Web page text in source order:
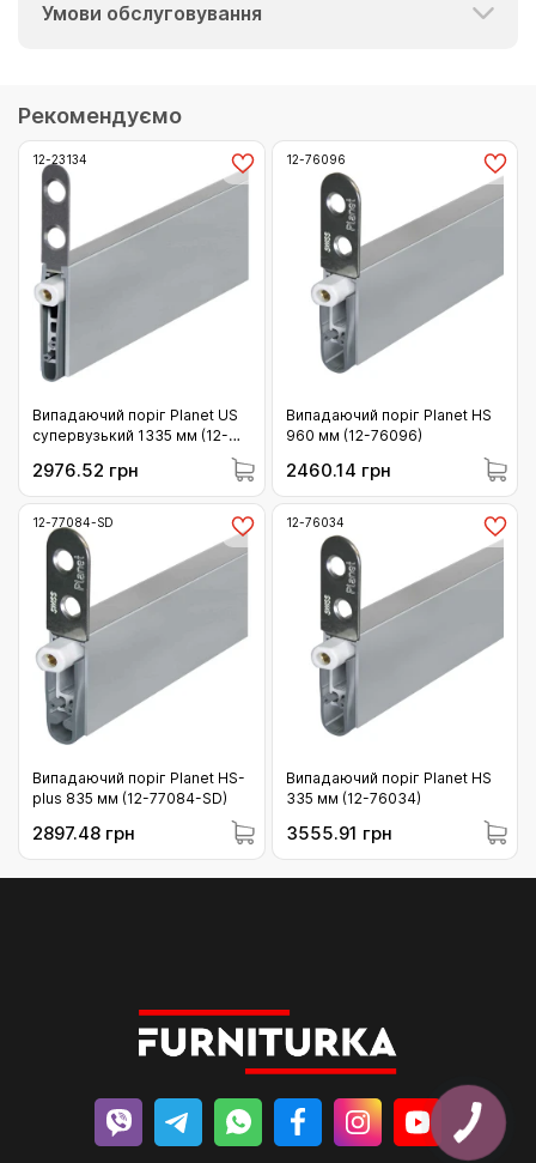
Умови обслуговування
Рекомендуємо
12-23134
Випадаючий поріг Planet US
супервузький 1335 мм (12-
2976.52 грн
12-76096
Випадаючий поріг Planet HS
960 мм (12-76096)
2460.14 грн
12-77084-SD
Випадаючий поріг Planet HS-
plus 835 мм (12-77084-SD)
2897.48 грн
12-76034
Випадаючий поріг Planet HS
335 мм (12-76034)
3555.91 грн